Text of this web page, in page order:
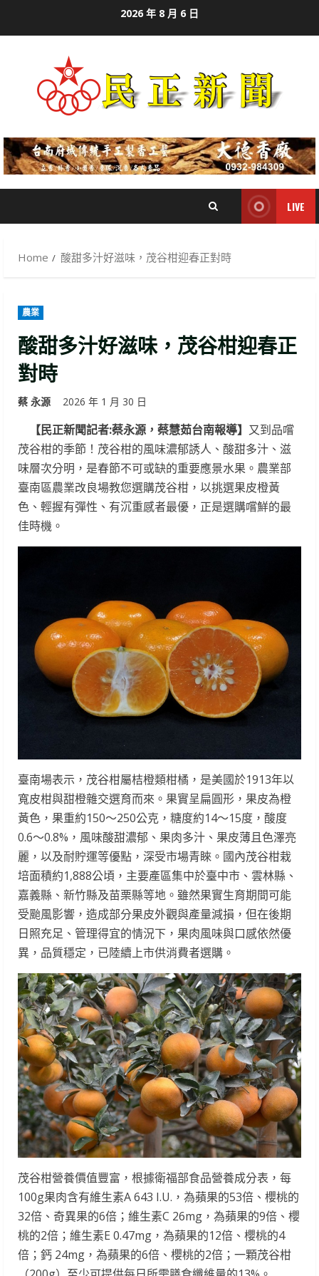
2026 年 8 月 6 日
LIVE
Home 酸甜多汁好滋味，茂谷柑迎春正對時
農業
酸甜多汁好滋味，茂谷柑迎春正
對時
蔡 永源 2026 年 1 月 30 日
【民正新聞記者:蔡永源，蔡慧茹台南報導】 又到品嚐
茂谷柑的季節！茂谷柑的風味濃郁誘人、酸甜多汁、滋
味層次分明，是春節不可或缺的重要應景水果。農業部
臺南區農業改良場教您選購茂谷柑，以挑選果皮橙黃
色、輕握有彈性、有沉重感者最優，正是選購嚐鮮的最
佳時機。
臺南場表示，茂谷柑屬桔橙類柑橘，是美國於1913年以
寬皮柑與甜橙雜交選育而來。果實呈扁圓形，果皮為橙
黃色，果重約150～250公克，糖度約14～15度，酸度
0.6～0.8%，風味酸甜濃郁、果肉多汁、果皮薄且色澤亮
麗，以及耐貯運等優點，深受市場青睞。國內茂谷柑栽
培面積約1,888公頃，主要產區集中於臺中市、雲林縣、
嘉義縣、新竹縣及苗栗縣等地。雖然果實生育期間可能
受颱風影響，造成部分果皮外觀與產量減損，但在後期
日照充足、管理得宜的情況下，果肉風味與口感依然優
異，品質穩定，已陸續上市供消費者選購。
茂谷柑營養價值豐富，根據衛福部食品營養成分表，每
100g果肉含有維生素A 643 I.U.，為蘋果的53倍、櫻桃的
32倍、奇異果的6倍；維生素C 26mg，為蘋果的9倍、櫻
桃的2倍；維生素E 0.47mg，為蘋果的12倍、櫻桃的4
倍；鈣 24mg，為蘋果的6倍、櫻桃的2倍；一顆茂谷柑